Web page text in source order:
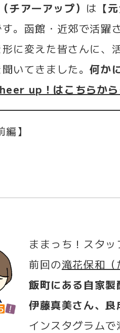
チア―アップ） は 【
。函館・近郊で活躍
形に変えた皆さんに、
いてきました。何か
up！はこちらか
】
ままっち！スタッ
前回の滝花保和（
飯町にある自家
伊藤真美さん、
インスタグラム